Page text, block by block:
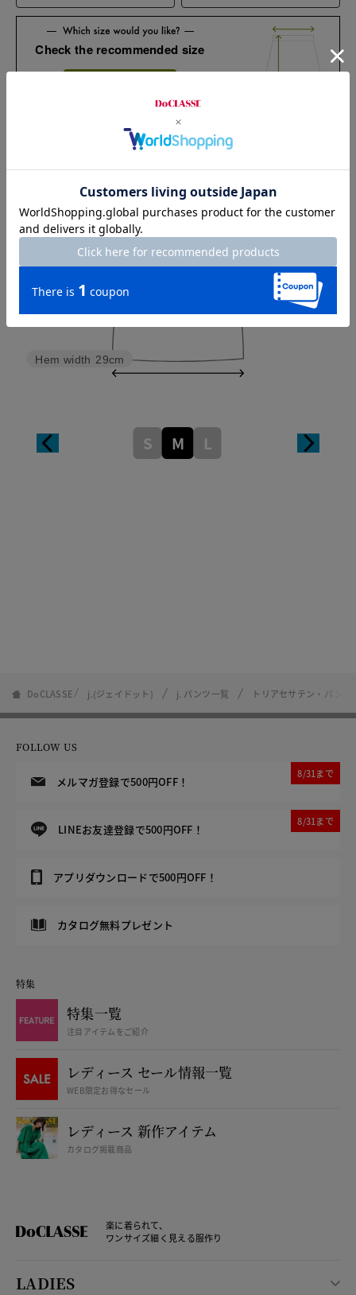
Check the recommended size
Hem width 29cm
Hip 97cm
Waist 68cm
S M L
DoCLASSE j.(ジェイドット) j. パンツ一覧 トリアセサテン・パンツ
FOLLOW US
メルマガ登録で500円OFF！
8/31まで
LINEお友達登録で500円OFF！
8/31まで
アプリダウンロードで500円OFF！
カタログ無料プレゼント
特集
特集一覧
注目アイテムをご紹介
レディース セール情報一覧
WEB限定お得なセール
レディース 新作アイテム
カタログ掲載商品
楽に着られて、
ワンサイズ細く見える服作り
LADIES